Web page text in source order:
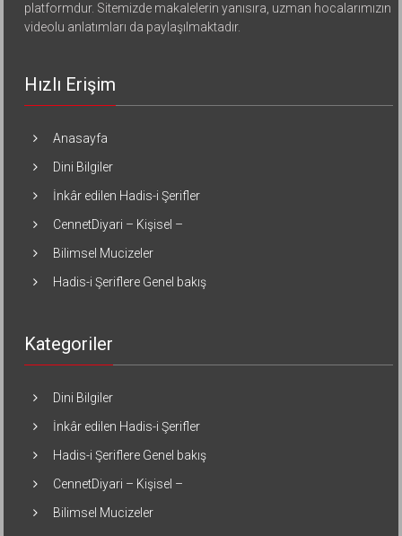
platformdur. Sitemizde makalelerin yanısıra, uzman hocalarımızın
videolu anlatımları da paylaşılmaktadır.
Hızlı Erişim
Anasayfa
Dini Bilgiler
İnkâr edilen Hadis-i Şerifler
CennetDiyari – Kişisel –
Bilimsel Mucizeler
Hadis-i Şeriflere Genel bakış
Kategoriler
Dini Bilgiler
İnkâr edilen Hadis-i Şerifler
Hadis-i Şeriflere Genel bakış
CennetDiyari – Kişisel –
Bilimsel Mucizeler